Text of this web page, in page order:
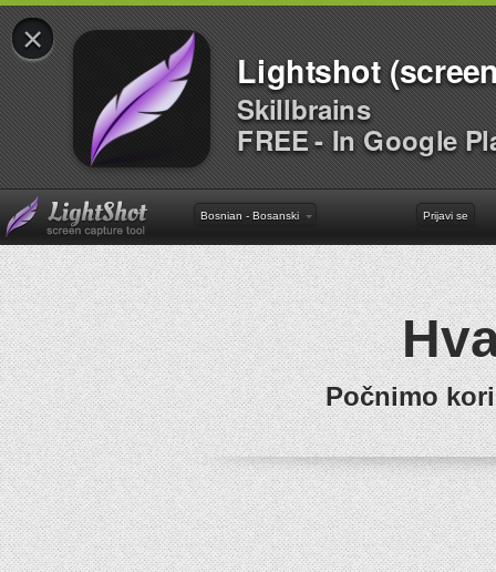
×
Lightshot
Skillbrains
FREE - In Google
Bosnian - Bosanski Prijavi se
Počnimo